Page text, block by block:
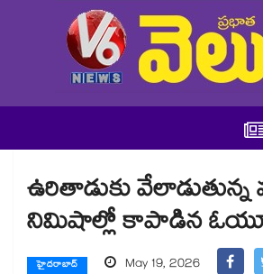
ఉరితాడుకు వేలాడుతున్న
నిమిషాల్లో కాపాడిన
హైదరాబాద్ May 19, 2026